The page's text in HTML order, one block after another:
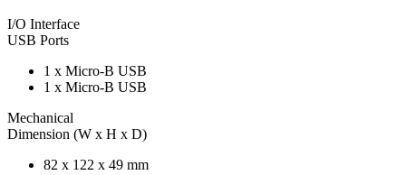
I/O Interface
USB Ports
1 x Micro-B USB
1 x Micro-B USB
Mechanical
Dimension (W x H x D)
82 x 122 x 49 mm